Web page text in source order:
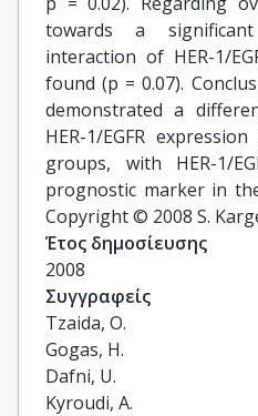
towards a
interaction of HER-1/
found (p = 0.07).
demonstrated a
HER-1/EGFR
groups, with HER-1/
prognostic marker in
Copyright © 2008 S.
Έτος δημοσίευσης
2008
Συγγραφείς
Tzaida, O.
Gogas, H.
Dafni, U.
Kyroudi, A.